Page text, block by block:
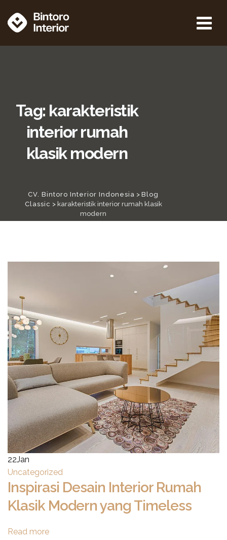
Tag: karakteristik
interior rumah
klasik modern
CV. Bintoro Interior Indonesia > Blog
Classic > karakteristik interior rumah klasik
modern
22Jan
Uncategorized
Inspirasi Desain Interior Rumah
Klasik Modern yang Timeless
Read more